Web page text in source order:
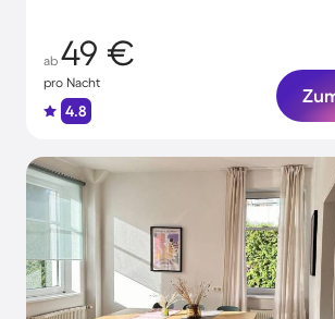
ab 49 €
pro Nacht
4.8